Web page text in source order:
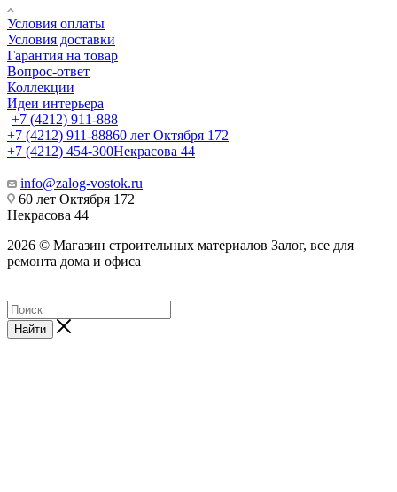
Условия оплаты
Условия доставки
Гарантия на товар
Вопрос-ответ
Коллекции
Идеи интерьера
+7 (4212) 911-888
+7 (4212) 911-88860 лет Октября 172
+7 (4212) 454-300Некрасова 44
info@zalog-vostok.ru
60 лет Октября 172
Некрасова 44
2026 © Магазин строительных материалов Залог, все для
ремонта дома и офиса
Найти